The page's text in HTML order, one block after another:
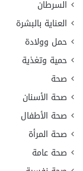
السرطان
العناية بالبشرة
حمل وولادة
حمية وتغذية
صحة
صحة الأسنان
صحة الأطفال
صحة المرأة
صحة عامة